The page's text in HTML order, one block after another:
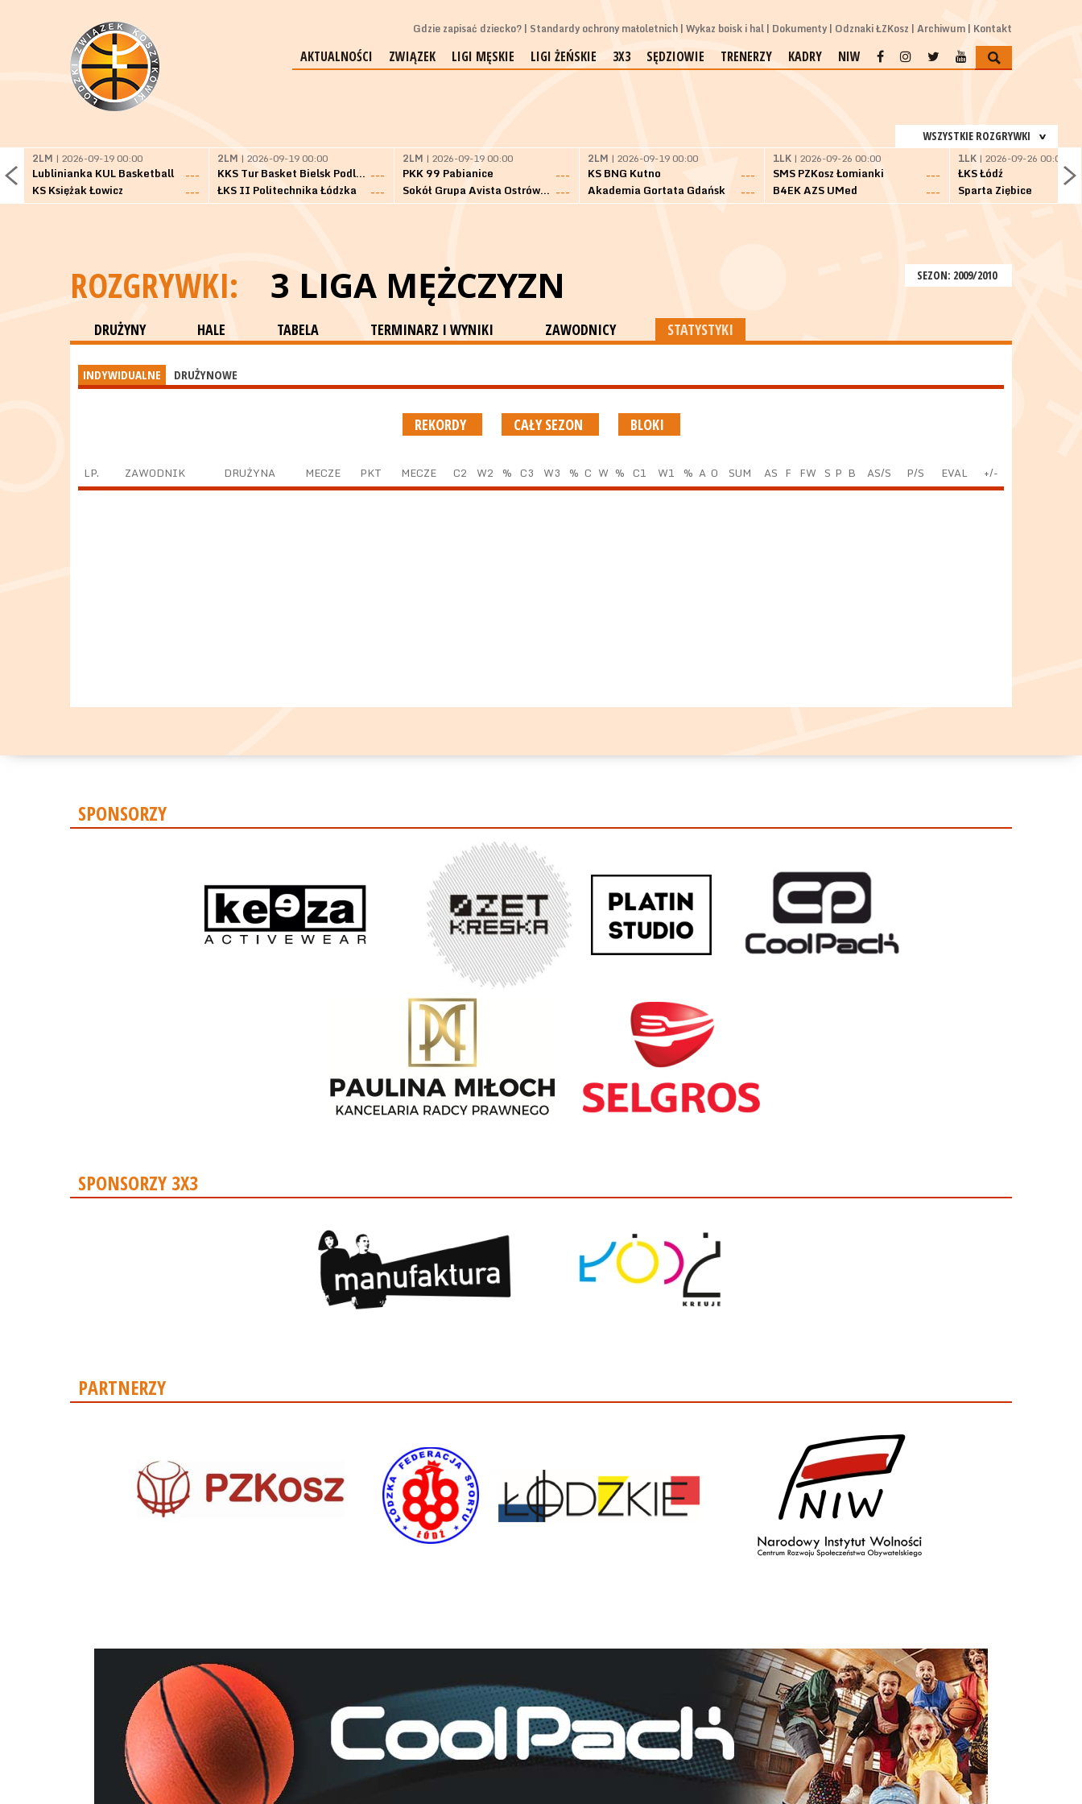
Gdzie zapisać dziecko? Standardy ochrony małoletnich Wykaz boisk i hal Dokumenty Odznaki ŁZKosz Archiwum Kontakt
AKTUALNOŚCI ZWIĄZEK LIGI MĘSKIE LIGI ŻEŃSKIE 3X3 SĘDZIOWIE TRENERZY KADRY NIW
WSZYSTKIE ROZGRYWKI
2LM | 2026-09-19 00:00
Lublinianka KUL Basketball
---
KS Księżak Łowicz
---
2LM | 2026-09-19 00:00
KKS Tur Basket Bielsk Podlaski ---
ŁKS II Politechnika Łódzka
---
2LM | 2026-09-19 00:00
PKK 99 Pabianice
---
Sokół Grupa Avista Ostrów Maz. ---
2LM | 2026-09-19 00:00
KS BNG Kutno
---
Akademia Gortata Gdańsk
---
1LK | 2026-09-26 00:00
SMS PZKosz Łomianki
---
B4EK AZS UMed
---
1LK | 2026-09-26 00:00
ŁKS Łódź
Sparta Ziębice
SEZON: 2009/2010
ROZGRYWKI: 3 LIGA MĘŻCZYZN
DRUŻYNY HALE TABELA TERMINARZ I WYNIKI ZAWODNICY STATYSTYKI
INDYWIDUALNE DRUŻYNOWE
REKORDY CAŁY SEZON BLOKI
LP. ZAWODNIK DRUŻYNA MECZE PKT MECZE C2 W2 % C3 W3 % C W % C1 W1 % A O SUM AS F FW S P B AS/S P/S EVAL +/-
SPONSORZY
SPONSORZY 3X3
PARTNERZY